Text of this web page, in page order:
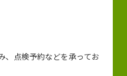
、点検予約などを承ってお